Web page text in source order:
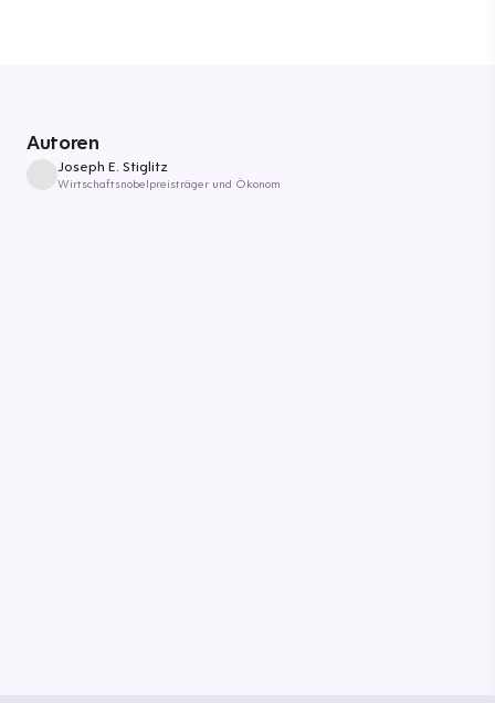
Autoren
Joseph E. Stiglitz
Wirtschaftsnobelpreisträger und Ökonom